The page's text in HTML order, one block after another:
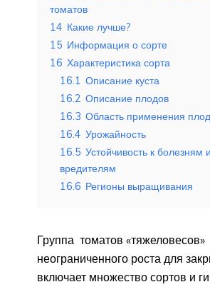
томатов
14 Какие лучше?
15 Информация о сорте
16 Характеристика сорта
16.1 Описание куста
16.2 Описание плодов
16.3 Область применения
16.4 Урожайность
16.5 Устойчивость к болезням и
вредителям
16.6 Регионы выращивания
Группа томатов «тяжеловесов»
неограниченного роста для
включает множество сортов и